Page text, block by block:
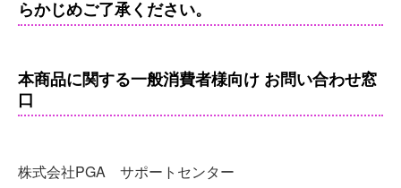
らかじめご了承ください。
本商品に関する一般消費者様向け お問い合わせ窓
口
株式会社PGA サポートセンター